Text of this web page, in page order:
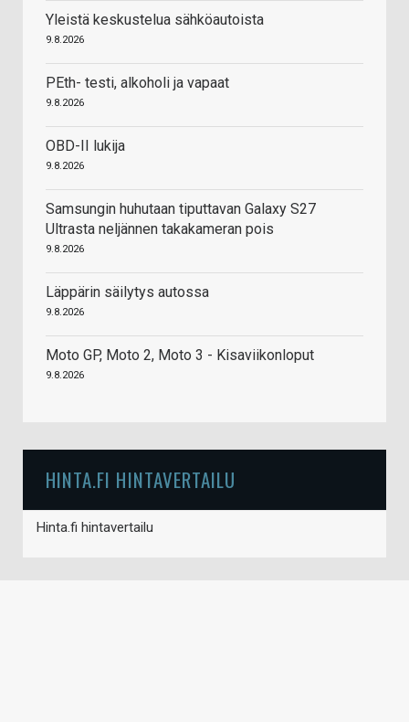
Yleistä keskustelua sähköautoista
9.8.2026
PEth- testi, alkoholi ja vapaat
9.8.2026
OBD-II lukija
9.8.2026
Samsungin huhutaan tiputtavan Galaxy S27
Ultrasta neljännen takakameran pois
9.8.2026
Läppärin säilytys autossa
9.8.2026
Moto GP, Moto 2, Moto 3 - Kisaviikonloput
9.8.2026
HINTA.FI HINTAVERTAILU
Hinta.fi hintavertailu